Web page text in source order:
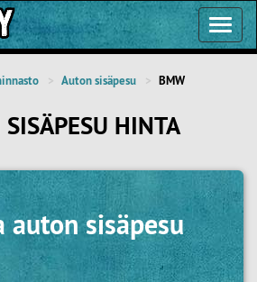
Auton sisäpesu BMW
HINTA
auton sisäpesu